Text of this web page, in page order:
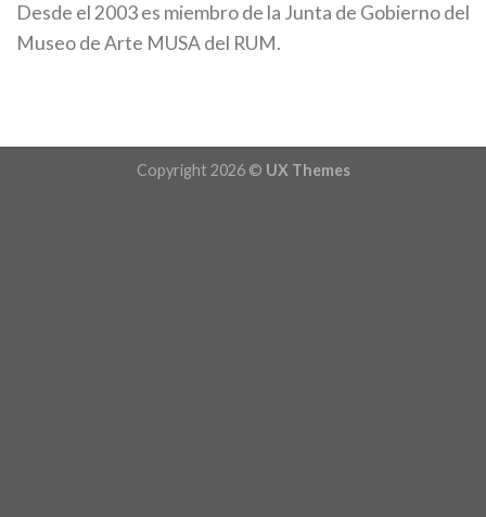
Desde el 2003 es miembro de la Junta de Gobierno del
Museo de Arte MUSA del RUM.
Copyright 2026 © UX Themes